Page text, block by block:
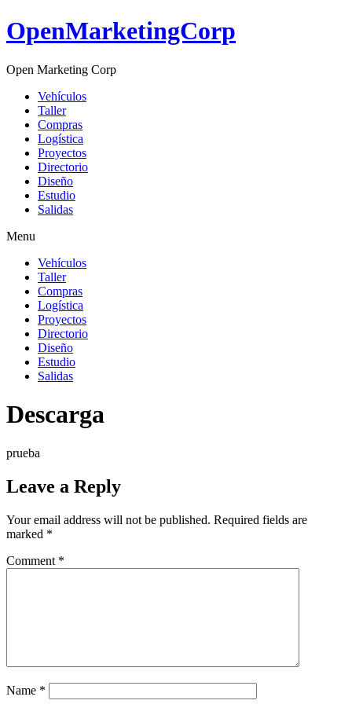
OpenMarketingCorp
Open Marketing Corp
Vehículos
Taller
Compras
Logística
Proyectos
Directorio
Diseño
Estudio
Salidas
Menu
Vehículos
Taller
Compras
Logística
Proyectos
Directorio
Diseño
Estudio
Salidas
Descarga
prueba
Leave a Reply
Your email address will not be published. Required fields are
marked *
Comment *
Name *